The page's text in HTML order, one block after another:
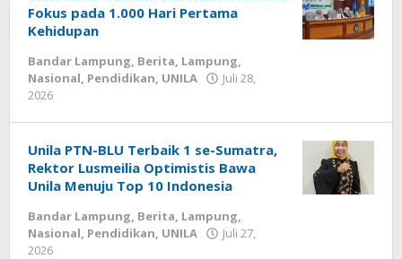
Fokus pada 1.000 Hari Pertama
Kehidupan
Bandar Lampung, Berita, Lampung,
Nasional, Pendidikan, UNILA
Juli 28,
2026
Unila PTN-BLU Terbaik 1 se-Sumatra,
Rektor Lusmeilia Optimistis Bawa
Unila Menuju Top 10 Indonesia
Bandar Lampung, Berita, Lampung,
Nasional, Pendidikan, UNILA
Juli 27,
2026